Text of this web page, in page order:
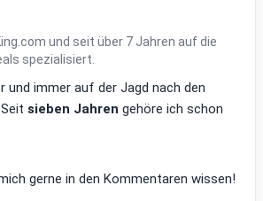
und seit über 7 Jahren auf die
spezialisiert.
und immer auf der Jagd nach den
sieben Jahren gehöre ich schon
gerne in den Kommentaren wissen!